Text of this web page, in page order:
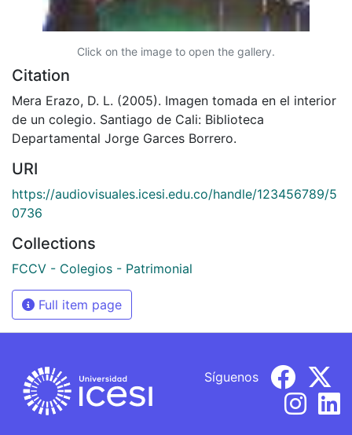
Click on the image to open the gallery.
Citation
Mera Erazo, D. L. (2005). Imagen tomada en el interior
de un colegio. Santiago de Cali: Biblioteca
Departamental Jorge Garces Borrero.
URI
https://audiovisuales.icesi.edu.co/handle/123456789/5
0736
Collections
FCCV - Colegios - Patrimonial
Full item page
Síguenos